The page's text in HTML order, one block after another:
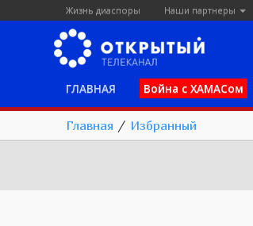
Жизнь диаспоры Наши партнеры
ГЛАВНАЯ Война с ХАМАСом
Главная / Избранный